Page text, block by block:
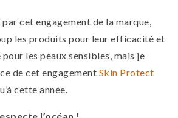
par cet engagement de la marque,
les produits pour leur efficacité et
les peaux sensibles, mais je
de cet engagement Skin Protect
cette année.